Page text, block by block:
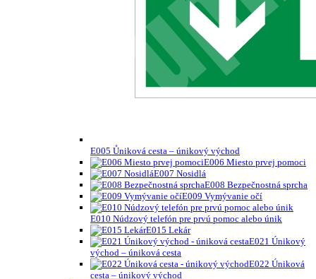
E005 Ůniková cesta – únikový východ
E006 Miesto prvej pomoci
E007 Nosidlá
E008 Bezpečnostná sprcha
E009 Vymývanie očí
E010 Núdzový telefón pre prvú pomoc alebo únik
E015 Lekár
E021 Únikový
východ – úniková cesta
E022 Úniková
cesta – únikový východ